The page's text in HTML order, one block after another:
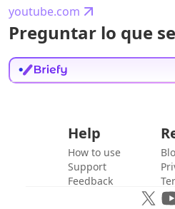
youtube.com
Preguntar lo que
Help
How to use
Support
Feedback